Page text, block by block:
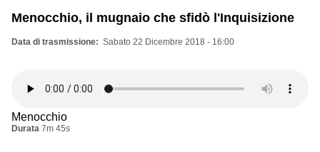
Menocchio, il mugnaio che sfidò l'Inquisizione
Data di trasmissione Sabato 22 Dicembre 2018 - 16:00
Menocchio
Durata 7m 45s